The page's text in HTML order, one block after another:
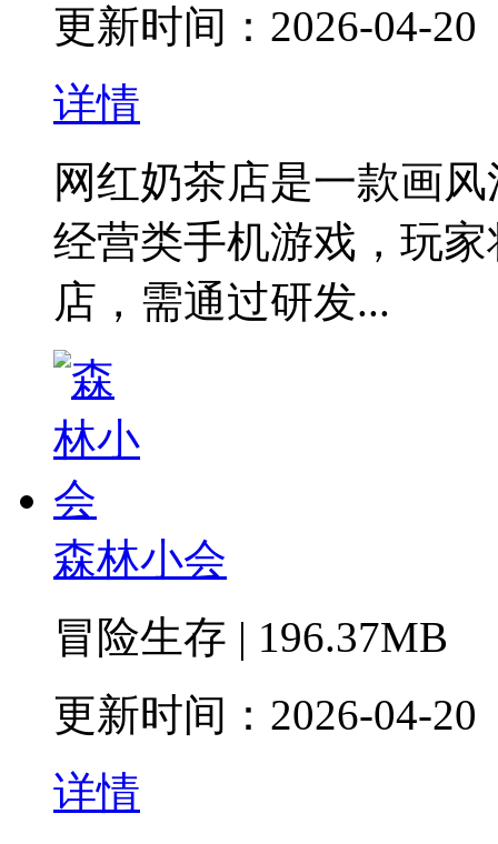
更新时间：2026-04-20
详情
网红奶茶店是一款画
经营类手机游戏，玩
店，需通过研发...
森林小会
冒险生存 | 196.37MB
更新时间：2026-04-20
详情